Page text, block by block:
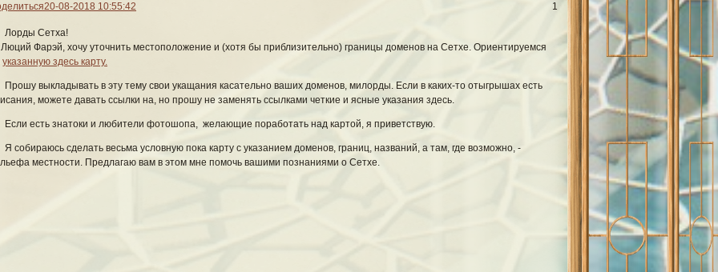
Обращаем внимание на:
Объявление:
биологи, химики, похитители и исследователи в сфере ментального: историки, религиоведы,
антропологи.
болезнями, постоянно принимаются врачи разных профилей, медперсонал, охрана, жители
городка.
У озера, или Вселенская драма
случаются происшествия – разумеется, странные и загадочные, а то и пугающие. Кто бы мог
деревне Монте-Верди,
в безграничной Вселенной! А тема
1
20-08-2018 10:55:42
Лорды Сетха!
Фарэй, хочу уточнить местоположение и (хотя бы приблизительно) границы доменов на Сетхе. Ориентируемся
указанную здесь карту.
Прошу выкладывать в эту тему свои укащания касательно ваших доменов, милорды. Если в каких-то отыгрышах есть
можете давать ссылки на, но прошу не заменять ссылками четкие и ясные указания здесь.
Если есть знатоки и любители фотошопа, желающие поработать над картой, я приветствую.
Я собираюсь сделать весьма условную пока карту с указанием доменов, границ, названий, а там, где возможно, -
местности. Предлагаю вам в этом мне помочь вашими познаниями о Сетхе.